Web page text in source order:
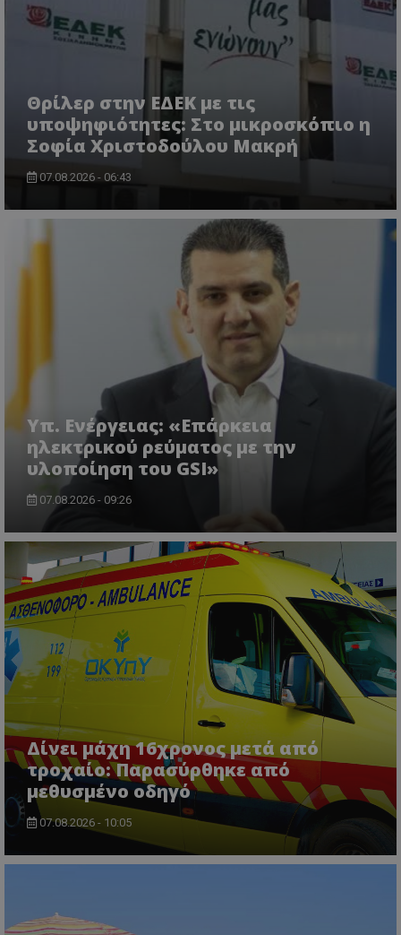
Θρίλερ στην ΕΔΕΚ με τις
υποψηφιότητες: Στο μικροσκόπιο η
Σοφία Χριστοδούλου Μακρή
07.08.2026 - 06:43
Υπ. Ενέργειας: «Επάρκεια
ηλεκτρικού ρεύματος με την
υλοποίηση του GSI»
07.08.2026 - 09:26
Δίνει μάχη 16χρονος μετά από
τροχαίο: Παρασύρθηκε από
μεθυσμένο οδηγό
07.08.2026 - 10:05